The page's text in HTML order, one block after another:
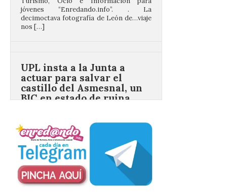
UPL insta a la Junta a
7 Ago 2026
desde 1949. Los
procuradores leonesistas
plantean que la Junta
contacte cuanto antes con los
propietarios para exigirles medidas
inmediatas que frenen el deterioro y el
riesgo de colapso. Los procuradores de
Unión del Pueblo […]